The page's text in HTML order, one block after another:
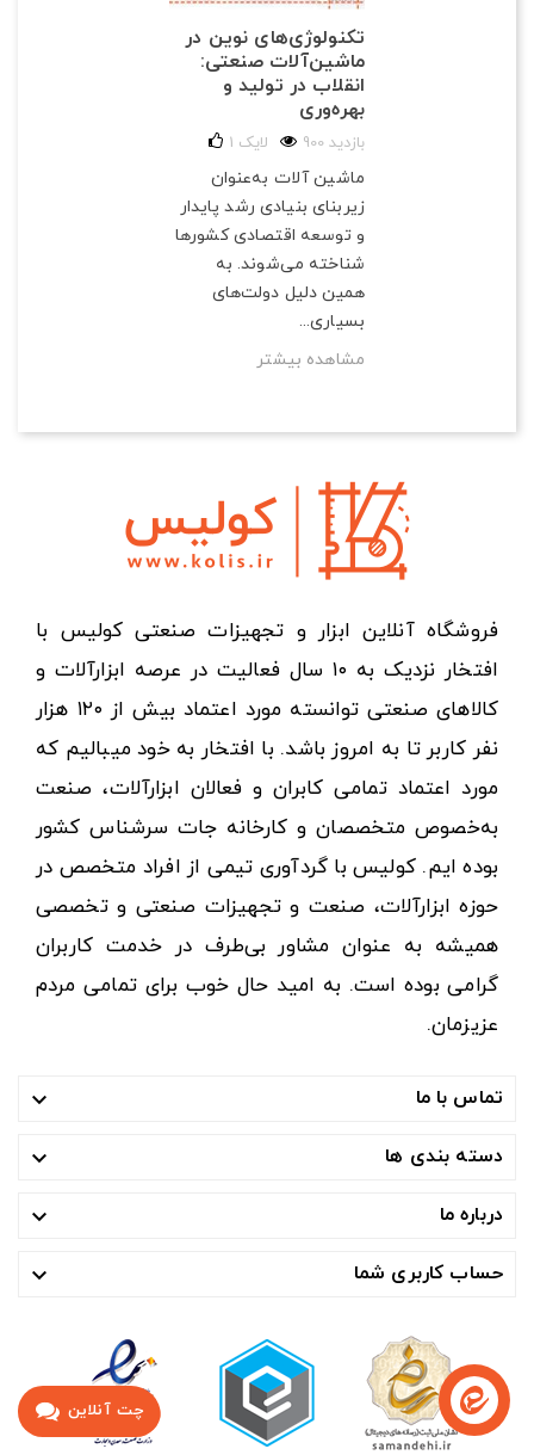
تکنولوژی‌های نوین در
ماشین‌آلات صنعتی:
انقلاب در تولید و
بهره‌وری
900 بازدید 1 لایک
ماشین آلات به‌عنوان
زیربنای بنیادی رشد پایدار
و توسعه اقتصادی کشورها
شناخته می‌شوند. به
همین دلیل دولت‌های
بسیاری...
مشاهده بیشتر
فروشگاه آنلاین ابزار و تجهیزات صنعتی کولیس با
افتخار نزدیک به ۱۰ سال فعالیت در عرصه ابزارآلات و
کالاهای صنعتی توانسته مورد اعتماد بیش از ۱۲۰ هزار
نفر کاربر تا به امروز باشد. با افتخار به خود میبالیم که
مورد اعتماد تمامی کابران و فعالان ابزارآلات، صنعت
به‌خصوص متخصصان و کارخانه جات سرشناس کشور
بوده ایم. کولیس با گردآوری تیمی از افراد متخصص در
حوزه ابزارآلات، صنعت و تجهیزات صنعتی و تخصصی
همیشه به عنوان مشاور بی‌طرف در خدمت کاربران
گرامی بوده است. به امید حال خوب برای تمامی مردم
عزیزمان.
تماس با ما 
دسته بندی ها 
درباره ما 
حساب کاربری شما 
چت آنلاین